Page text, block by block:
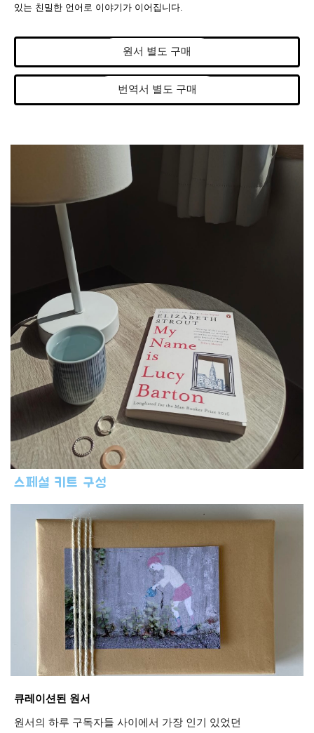
있는 친밀한 언어로 이야기가 이어집니다.
원서 별도 구매
번역서 별도 구매
스페셜 키트 구성
큐레이션된 원서
원서의 하루 구독자들 사이에서 가장 인기 있었던